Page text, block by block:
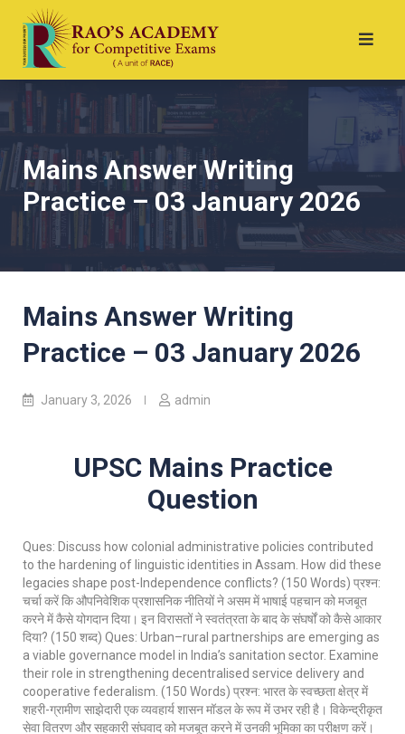
Mains Answer Writing
Practice – 03 January 2026
Mains Answer Writing
Practice – 03 January 2026
January 3, 2026 admin
UPSC Mains Practice
Question
Ques: Discuss how colonial administrative policies contributed
to the hardening of linguistic identities in Assam. How did these
legacies shape post-Independence conflicts? (150 Words) प्रश्न:
चर्चा करें कि औपनिवेशिक प्रशासनिक नीतियों ने असम में भाषाई पहचान को मजबूत
करने में कैसे योगदान दिया। इन विरासतों ने स्वतंत्रता के बाद के संघर्षों को कैसे आकार
दिया? (150 शब्द) Ques: Urban–rural partnerships are emerging as
a viable governance model in India’s sanitation sector. Examine
their role in strengthening decentralised service delivery and
cooperative federalism. (150 Words) प्रश्न: भारत के स्वच्छता क्षेत्र में
शहरी-ग्रामीण साझेदारी एक व्यवहार्य शासन मॉडल के रूप में उभर रही है। विकेन्द्रीकृत
सेवा वितरण और सहकारी संघवाद को मजबूत करने में उनकी भूमिका का परीक्षण करें।